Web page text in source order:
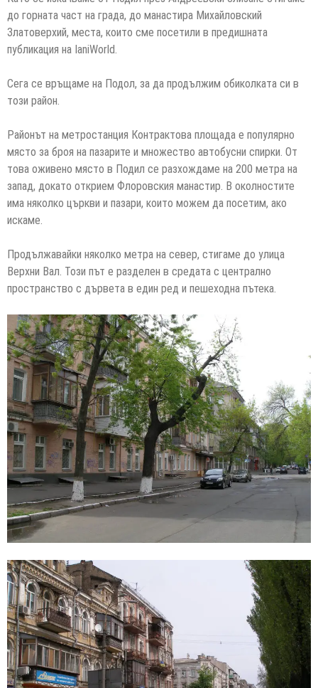
до горната част на града, до манастира Михайловский
Златоверхий, места, които сме посетили в предишната
публикация на IaniWorld.
Сега се връщаме на Подол, за да продължим обиколката си в
този район.
Районът на метростанция Контрактова площада е популярно
място за броя на пазарите и множество автобусни спирки. От
това оживено място в Подил се разхождаме на 200 метра на
запад, докато открием Флоровския манастир. В околностите
има няколко църкви и пазари, които можем да посетим, ако
искаме.
Продължавайки няколко метра на север, стигаме до улица
Верхни Вал. Този път е разделен в средата с централно
пространство с дървета в един ред и пешеходна пътека.